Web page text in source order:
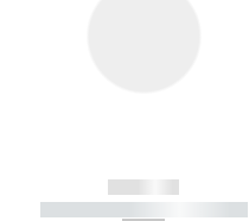
------------
----------- ----------- -----------